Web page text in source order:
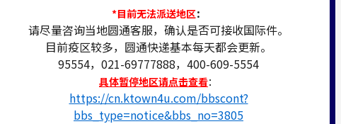
*目前无法派送地区：
请尽量咨询当地圆通客服，确认是否可接收国际件。
目前疫区较多，圆通快递基本每天都会更新。
95554，021-69777888，400-609-5554
具体暂停地区请点击查看：
https://cn.ktown4u.com/bbscont?
bbs_type=notice&bbs_no=3805